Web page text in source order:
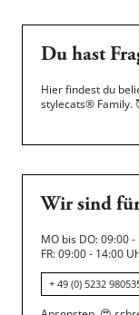
Du hast
Hier findest du
stylecats® Family.
Wir sind
MO bis DO: 09:00
FR: 09:00 - 14:00
+ 49 (0) 5232